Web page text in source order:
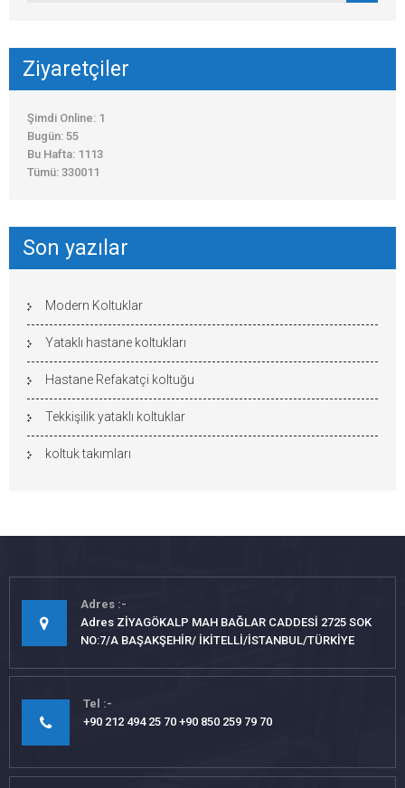
Ziyaretçiler
Şimdi Online: 1
Bugün: 55
Bu Hafta: 1113
Tümü: 330011
Son yazılar
Modern Koltuklar
Yataklı hastane koltukları
Hastane Refakatçi koltuğu
Tekkişilik yataklı koltuklar
koltuk takımları
Adres
Adres ZİYAGÖKALP MAH BAĞLAR CADDESİ 2725 SOK
NO:7/A BAŞAKŞEHİR/ İKİTELLİ/İSTANBUL/TÜRKİYE
Tel
+90 212 494 25 70 +90 850 259 79 70